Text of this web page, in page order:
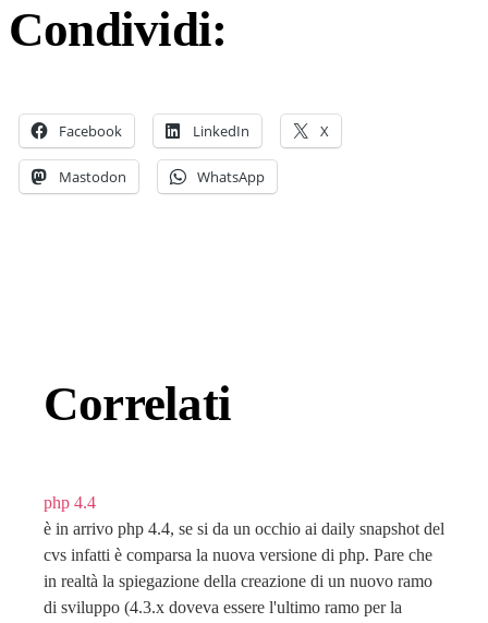
Condividi:
Facebook LinkedIn X
Mastodon WhatsApp
Correlati
php 4.4
è in arrivo php 4.4, se si da un occhio ai daily snapshot del
cvs infatti è comparsa la nuova versione di php. Pare che
in realtà la spiegazione della creazione di un nuovo ramo
di sviluppo (4.3.x doveva essere l'ultimo ramo per la